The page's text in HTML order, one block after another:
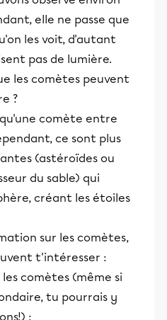
elle ne passe que
les voit, d'autant
pas de lumière.
les comètes peuvent
?
comète entre
ce sont plus
(astéroïdes ou
du sable) qui
créant les étoiles
sur les comètes,
t'intéresser :
comètes (même si
tu pourrais y
: